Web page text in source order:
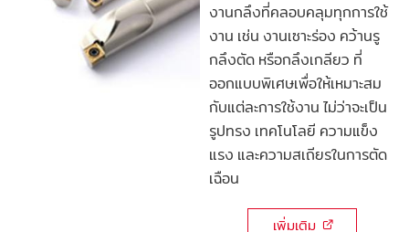
งานกลึงที่คลอบคลุมทุกการใช้
งาน เช่น งานเซาะร่อง คว้านรู
กลึงตัด หรือกลึงเกลียว ที่
ออกแบบพิเศษเพื่อให้เหมาะสม
กับแต่ละการใช้งาน ไม่ว่าจะเป็น
รูปทรง เทคโนโลยี ความแข็ง
แรง และความสเถียรในการตัด
เฉือน
เพิ่มเติม